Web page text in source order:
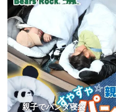
親子でパンダ寝袋